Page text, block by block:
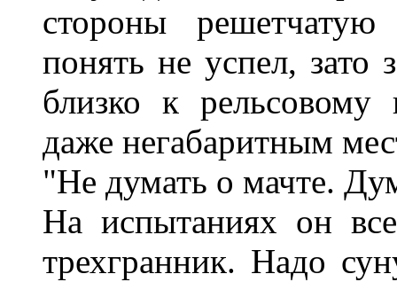
стороны
понять не успел, зато
близко к рельсовому
даже негабаритным
"Не думать о мачте.
На испытаниях он
трехгранник. Надо